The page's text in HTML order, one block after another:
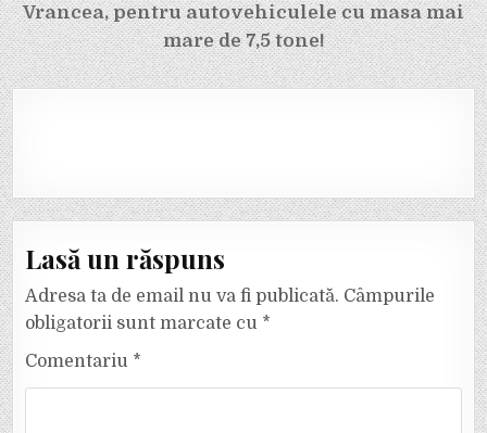
Vrancea, pentru autovehiculele cu masa mai
mare de 7,5 tone!
Lasă un răspuns
Adresa ta de email nu va fi publicată. Câmpurile
obligatorii sunt marcate cu *
Comentariu *